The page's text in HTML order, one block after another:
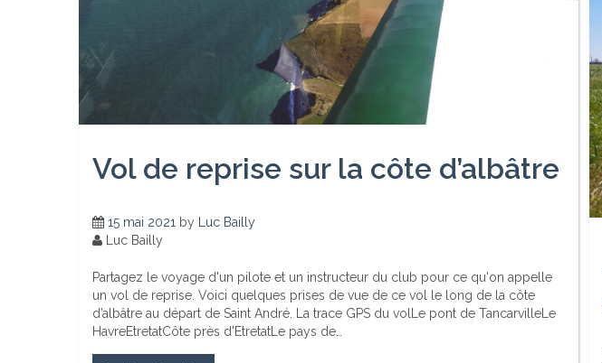
Vol de reprise sur la côte d’albâtre
15 mai 2021 by
Luc Bailly
Luc Bailly
Partagez le voyage d'un pilote et un instructeur du club pour ce qu'on appelle
un vol de reprise. Voici quelques prises de vue de ce vol le long de la côte
d’albâtre au départ de Saint André. La trace GPS du volLe pont de TancarvilleLe
HavreEtretatCôte près d'EtretatLe pays de…